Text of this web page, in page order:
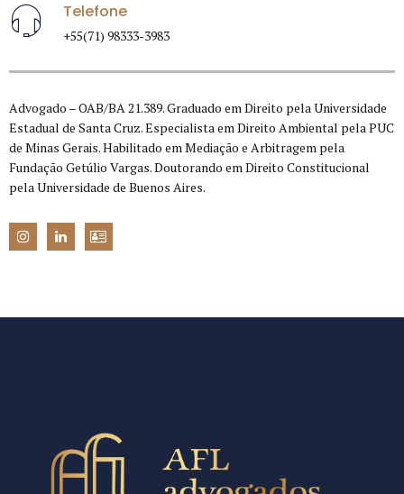
Telefone
+55(71) 98333-3983
Advogado – OAB/BA 21.389. Graduado em Direito pela Universidade
Estadual de Santa Cruz. Especialista em Direito Ambiental pela PUC
de Minas Gerais. Habilitado em Mediação e Arbitragem pela
Fundação Getúlio Vargas. Doutorando em Direito Constitucional
pela Universidade de Buenos Aires.